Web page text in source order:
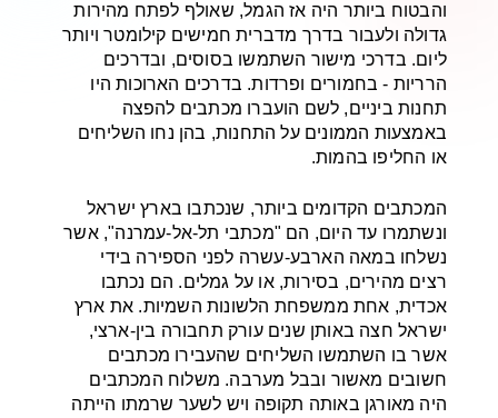
והבטוח ביותר היה אז הגמל, שאולף לפתח מהירות
גדולה ולעבור בדרך מדברית חמישים קילומטר ויותר
ליום. בדרכי מישור השתמשו בסוסים, ובדרכים
הרריות - בחמורים ופרדות. בדרכים הארוכות היו
תחנות ביניים, לשם הועברו מכתבים להפצה
באמצעות הממונים על התחנות, בהן נחו השליחים
או החליפו בהמות.
המכתבים הקדומים ביותר, שנכתבו בארץ ישראל
ונשתמרו עד היום, הם "מכתבי תל-אל-עמרנה", אשר
נשלחו במאה הארבע-עשרה לפני הספירה בידי
רצים מהירים, בסירות, או על גמלים. הם נכתבו
אכדית, אחת ממשפחת הלשונות השמיות. את ארץ
ישראל חצה באותן שנים עורק תחבורה בין-ארצי,
אשר בו השתמשו השליחים שהעבירו מכתבים
חשובים מאשור ובבל מערבה. משלוח המכתבים
היה מאורגן באותה תקופה ויש לשער שרמתו הייתה